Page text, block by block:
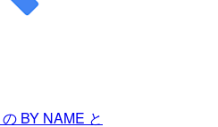
BY NAME と